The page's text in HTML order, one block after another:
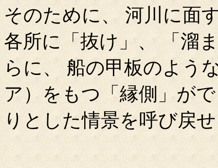
そのために、 河川に面
各所に「抜け」、 「溜
らに、 船の甲板のよう
ア）をもつ「縁側」が
りとした情景を呼び戻